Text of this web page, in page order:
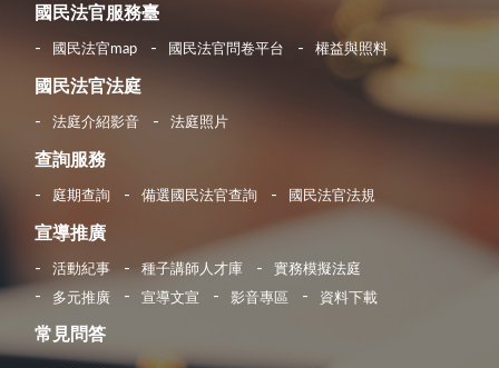
國民法官服務臺
國民法官map 國民法官問卷平台 權益與照料
國民法官法庭
法庭介紹影音 法庭照片
查詢服務
庭期查詢 備選國民法官查詢 國民法官法規
宣導推廣
活動紀事 種子講師人才庫
實務模擬法庭
多元推廣
宣導文宣 影音專區 資料下載
常見問答